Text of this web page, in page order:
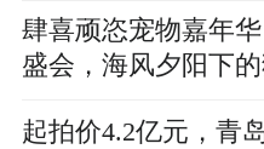
肆喜顽恣宠物嘉年
盛会，海风夕阳下
起拍价4.2亿元，青